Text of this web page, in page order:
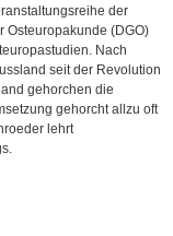
der
Osteuropakunde (DGO)
Nach
seit der Revolution
gehorchen die
gehorcht allzu oft
lehrt